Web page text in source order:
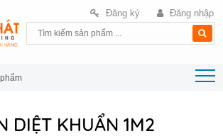
Đăng ký Đăng nhập
DIỆT KHUẨN 1M2